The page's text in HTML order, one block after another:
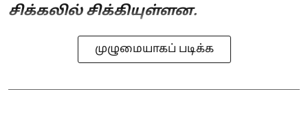
சிக்கலில் சிக்கியுள்ளன.
முழுமையாகப் படிக்க